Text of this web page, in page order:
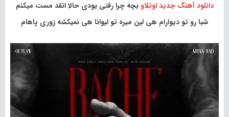
دانلود آهنگ جدید اوتلاو بچه چرا رفتی بودی حالا انقد مست میکنم
شبا رو تو دیوارام هی لین میره تو لیوانا هی نمیکشه زوری پاهام